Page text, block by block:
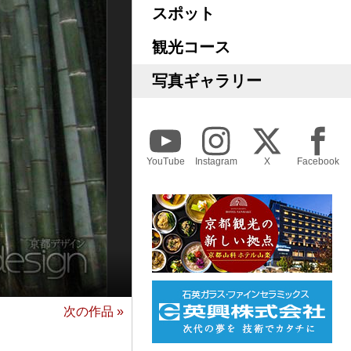
次の作品 »
スポット
観光コース
写真ギャラリー
YouTube Instagram X Facebook